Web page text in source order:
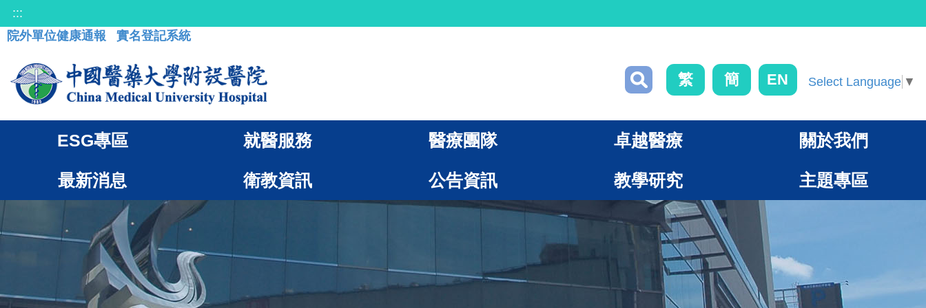
:::
院外單位健康通報
實名登記系統
繁 簡 EN Select Language ▼
ESG專區 就醫服務 醫療團隊 卓越醫療 關於我們
最新消息 衛教資訊 公告資訊 教學研究 主題專區